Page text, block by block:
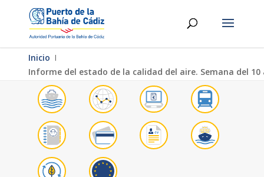
Inicio Ι
Informe del estado de la calidad del aire. Semana del 10